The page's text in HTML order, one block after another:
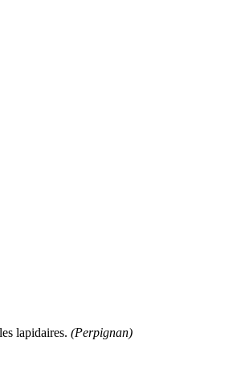
lapidaires. (Perpignan)